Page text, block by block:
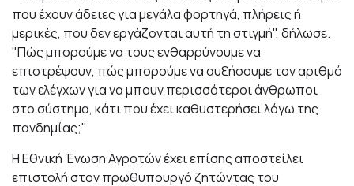
που έχουν άδειες για μεγάλα φορτηγά, πλήρεις ή
μερικές, που δεν εργάζονται αυτή τη στιγμή", δήλωσε.
"Πώς μπορούμε να τους ενθαρρύνουμε να
επιστρέψουν, πώς μπορούμε να αυξήσουμε τον αριθμό
των ελέγχων για να μπουν περισσότεροι άνθρωποι
στο σύστημα, κάτι που έχει καθυστερήσει λόγω της
πανδημίας;"
Η Εθνική Ένωση Αγροτών έχει επίσης αποστείλει
επιστολή στον πρωθυπουργό ζητώντας του